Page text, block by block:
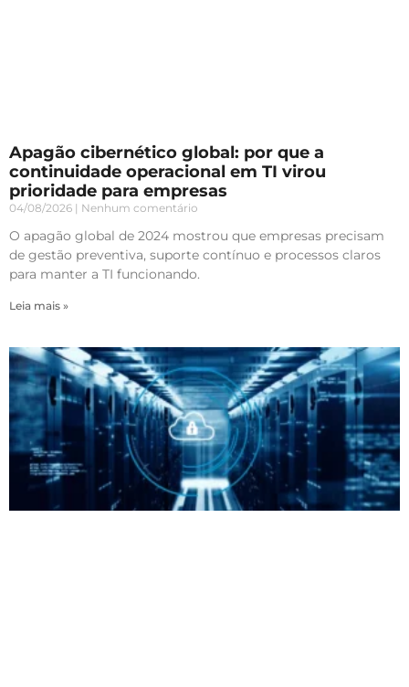
Apagão cibernético global: por que a
continuidade operacional em TI virou
prioridade para empresas
04/08/2026 Nenhum comentário
O apagão global de 2024 mostrou que empresas precisam
de gestão preventiva, suporte contínuo e processos claros
para manter a TI funcionando.
Leia mais »